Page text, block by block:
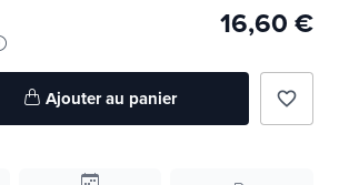
16,60 €
Ajouter au panier favorite_border